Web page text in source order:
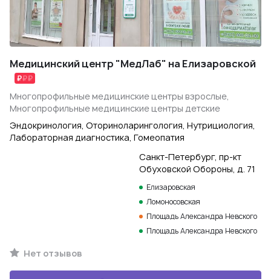
Медицинский центр "МедЛаб" на Елизаровской
Многопрофильные медицинские центры взрослые,
Многопрофильные медицинские центры детские
Эндокринология, Оториноларингология, Нутрициология,
Лабораторная диагностика, Гомеопатия
Санкт-Петербург, пр-кт
Обуховской Обороны, д. 71
Елизаровская
Ломоносовская
Площадь Александра Невского
Площадь Александра Невского
Нет отзывов